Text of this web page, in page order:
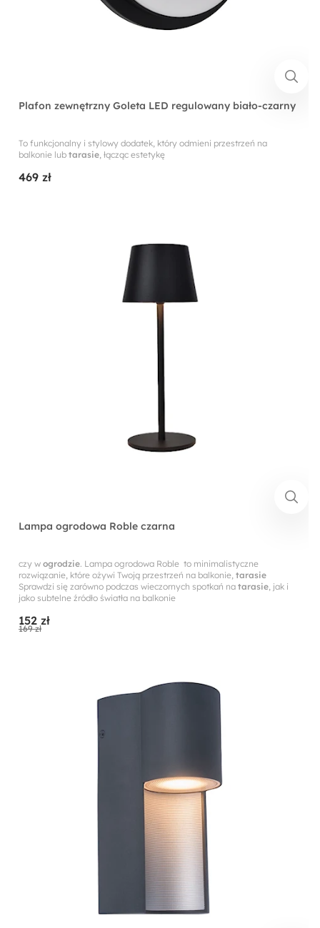
Plafon zewnętrzny Goleta LED regulowany biało-czarny
To funkcjonalny i stylowy dodatek, który odmieni przestrzeń na
balkonie lub tarasie, łącząc estetykę
469 zł
Lampa ogrodowa Roble czarna
czy w ogrodzie. Lampa ogrodowa Roble to minimalistyczne
rozwiązanie, które ożywi Twoją przestrzeń na balkonie, tarasie
Sprawdzi się zarówno podczas wieczornych spotkań na tarasie, jak i
jako subtelne źródło światła na balkonie
152 zł
169 zł